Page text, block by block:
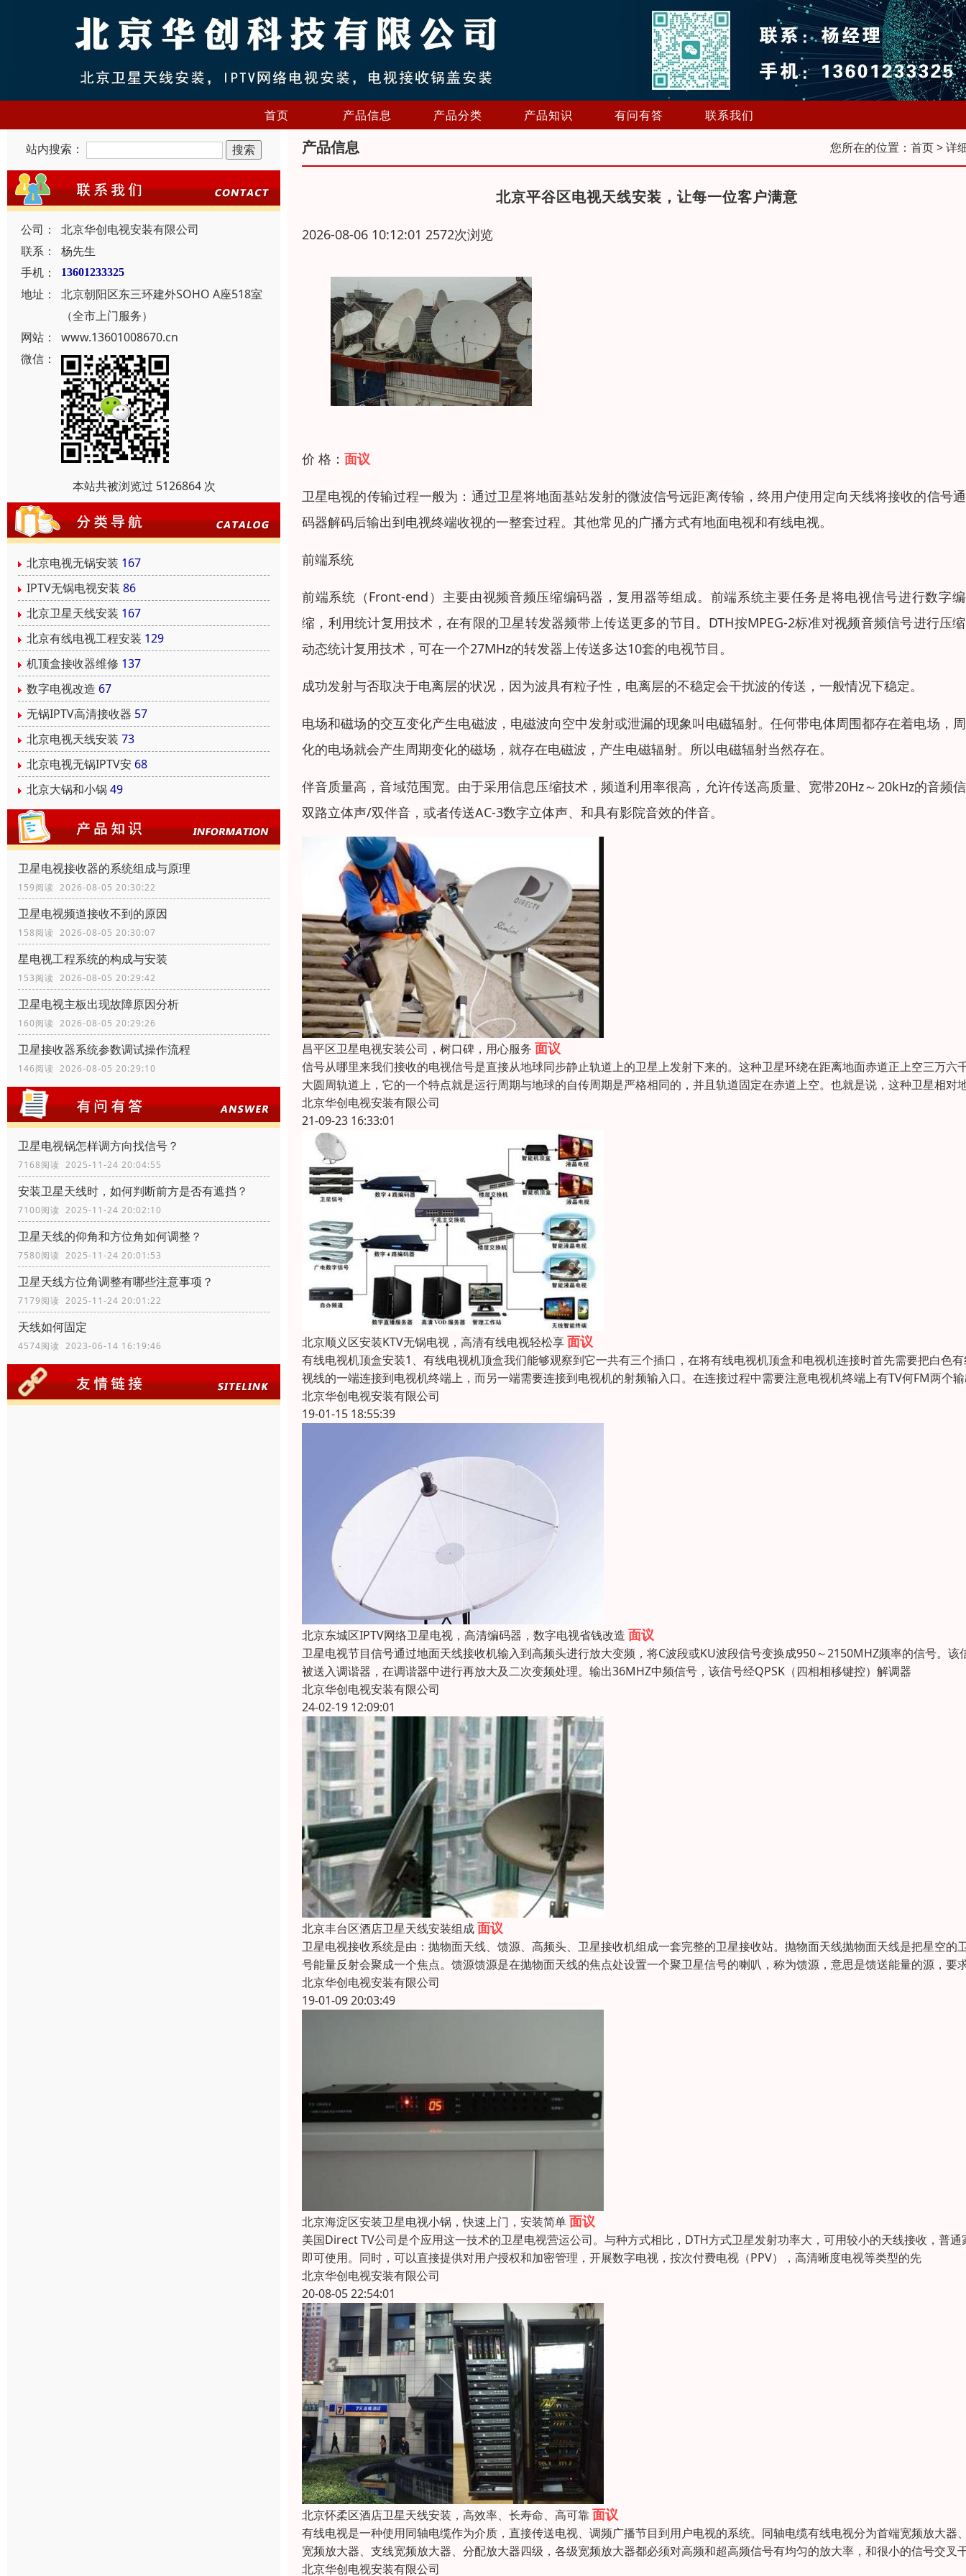
首页 产品信息 产品分类 产品知识 有问有答 联系我们
站内搜索：
公司：
北京华创电视安装有限公司
联系：
杨先生
手机：
13601233325
地址：
北京朝阳区东三环建外SOHO A座518室
（全市上门服务）
网站：
www.13601008670.cn
微信：
本站共被浏览过 5126864 次
北京电视无锅安装 167
IPTV无锅电视安装 86
北京卫星天线安装 167
北京有线电视工程安装 129
机顶盒接收器维修 137
数字电视改造 67
无锅IPTV高清接收器 57
北京电视天线安装 73
北京电视无锅IPTV安 68
北京大锅和小锅 49
卫星电视接收器的系统组成与原理
159阅读 2026-08-05 20:30:22
卫星电视频道接收不到的原因
158阅读 2026-08-05 20:30:07
星电视工程系统的构成与安装
153阅读 2026-08-05 20:29:42
卫星电视主板出现故障原因分析
160阅读 2026-08-05 20:29:26
卫星接收器系统参数调试操作流程
146阅读 2026-08-05 20:29:10
卫星电视锅怎样调方向找信号？
7168阅读 2025-11-24 20:04:55
安装卫星天线时，如何判断前方是否有遮挡？
7100阅读 2025-11-24 20:02:10
卫星天线的仰角和方位角如何调整？
7580阅读 2025-11-24 20:01:53
卫星天线方位角调整有哪些注意事项？
7179阅读 2025-11-24 20:01:22
天线如何固定
4574阅读 2023-06-14 16:19:46
产品信息 您所在的位置： 首页> 详
北京平谷区电视天线安装，让每一位客户满意
2026-08-06 10:12:01 2572次浏览
价 格： 面议
卫星电视的传输过程一般为：通过卫星将地面基站发射的微波信号远距离传输，终用户使用定向天线将接收的信号
码器解码后输出到电视终端收视的一整套过程。其他常见的广播方式有地面电视和有线电视。
前端系统
前端系统（Front-end）主要由视频音频压缩编码器，复用器等组成。前端系统主要任务是将电视信号进行数字
缩，利用统计复用技术，在有限的卫星转发器频带上传送更多的节目。DTH按MPEG-2标准对视频音频信号进行压
动态统计复用技术，可在一个27MHz的转发器上传送多达10套的电视节目。
成功发射与否取决于电离层的状况，因为波具有粒子性，电离层的不稳定会干扰波的传送，一般情况下稳定。
电场和磁场的交互变化产生电磁波，电磁波向空中发射或泄漏的现象叫电磁辐射。任何带电体周围都存在着电场，
化的电场就会产生周期变化的磁场，就存在电磁波，产生电磁辐射。所以电磁辐射当然存在。
伴音质量高，音域范围宽。由于采用信息压缩技术，频道利用率很高，允许传送高质量、宽带20Hz～20kHz的音频
双路立体声/双伴音，或者传送AC-3数字立体声、和具有影院音效的伴音。
昌平区卫星电视安装公司，树口碑，用心服务 面议
信号从哪里来我们接收的电视信号是直接从地球同步静止轨道上的卫星上发射下来的。这种卫星环绕在距离地面赤道正上空三万六
大圆周轨道上，它的一个特点就是运行周期与地球的自传周期是严格相同的，并且轨道固定在赤道上空。也就是说，这种卫星相对
北京华创电视安装有限公司
21-09-23 16:33:01
北京顺义区安装KTV无锅电视，高清有线电视轻松享面议
有线电视机顶盒安装1、有线电视机顶盒我们能够观察到它一共有三个插口，在将有线电视机顶盒和电视机连接时首先需要把白色
视线的一端连接到电视机终端上，而另一端需要连接到电视机的射频输入口。在连接过程中需要注意电视机终端上有TV何FM两个
北京华创电视安装有限公司
19-01-15 18:55:39
北京东城区IPTV网络卫星电视，高清编码器，数字电视省钱改造 面议
卫星电视节目信号通过地面天线接收机输入到高频头进行放大变频，将C波段或KU波段信号变换成950～2150MHZ频率的信号。该
被送入调谐器，在调谐器中进行再放大及二次变频处理。输出36MHZ中频信号，该信号经QPSK（四相相移键控）解调器
北京华创电视安装有限公司
24-02-19 12:09:01
北京丰台区酒店卫星天线安装组成面议
卫星电视接收系统是由：抛物面天线、馈源、高频头、卫星接收机组成一套完整的卫星接收站。抛物面天线抛物面天线是把星空的
号能量反射会聚成一个焦点。馈源馈源是在抛物面天线的焦点处设置一个聚卫星信号的喇叭，称为馈源，意思是馈送能量的源，要
北京华创电视安装有限公司
19-01-09 20:03:49
北京海淀区安装卫星电视小锅，快速上门，安装简单面议
美国Direct TV公司是个应用这一技术的卫星电视营运公司。与种方式相比，DTH方式卫星发射功率大，可用较小的天线接收，普通
即可使用。同时，可以直接提供对用户授权和加密管理，开展数字电视，按次付费电视（PPV），高清晰度电视等类型的先
北京华创电视安装有限公司
20-08-05 22:54:01
北京怀柔区酒店卫星天线安装，高效率、长寿命、高可靠面议
有线电视是一种使用同轴电缆作为介质，直接传送电视、调频广播节目到用户电视的系统。同轴电缆有线电视分为首端宽频放大器
宽频放大器、支线宽频放大器、分配放大器四级，各级宽频放大器都必须对高频和超高频信号有均匀的放大率，和很小的信号交叉
北京华创电视安装有限公司